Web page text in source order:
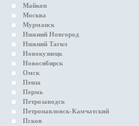
Майкоп
Москва
Мурманск
Нижний Новгород
Нижний Тагил
Новокузнецк
Новосибирск
Омск
Пенза
Пермь
Петрозаводск
Петропавловск-Камчатский
Псков